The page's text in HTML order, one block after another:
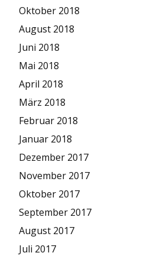
Oktober 2018
August 2018
Juni 2018
Mai 2018
April 2018
März 2018
Februar 2018
Januar 2018
Dezember 2017
November 2017
Oktober 2017
September 2017
August 2017
Juli 2017